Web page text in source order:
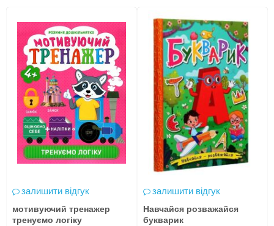
залишити відгук
мотивуючий тренажер
тренуємо логіку
залишити відгук
Навчайся розважайся
букварик